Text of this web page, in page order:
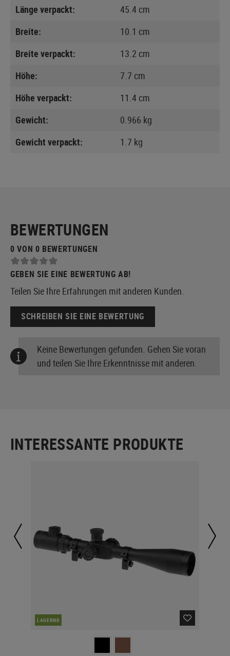
Länge verpackt:
45.4 cm
Breite:
10.1 cm
Breite verpackt:
13.2 cm
Höhe:
7.7 cm
Höhe verpackt:
11.4 cm
Gewicht:
0.966 kg
Gewicht verpackt:
1.7 kg
BEWERTUNGEN
0 VON 0 BEWERTUNGEN
GEBEN SIE EINE BEWERTUNG AB!
Teilen Sie Ihre Erfahrungen mit anderen Kunden.
SCHREIBEN SIE EINE BEWERTUNG
Keine Bewertungen gefunden. Gehen Sie voran
und teilen Sie Ihre Erkenntnisse mit anderen.
INTERESSANTE PRODUKTE
LAGERND